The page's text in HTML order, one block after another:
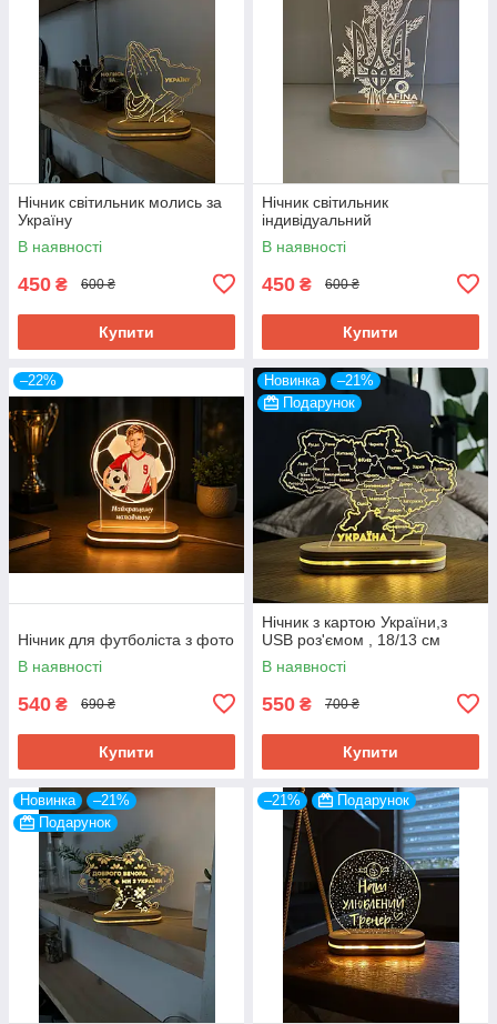
Нічник світильник молись за
Україну
В наявності
450 ₴ 600 ₴
Купити
Нічник світильник
індивідуальний
В наявності
450 ₴ 600 ₴
Купити
–22%
Нічник для футболіста з фото
В наявності
540 ₴ 690 ₴
Купити
Новинка
–21%
Подарунок
Нічник з картою України,з
USB роз'ємом , 18/13 см
В наявності
550 ₴ 700 ₴
Купити
Новинка
–21%
Подарунок
–21% Подарунок